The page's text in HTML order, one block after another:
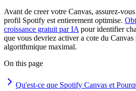
Avant de creer votre Canvas, assurez-
profil Spotify est entierement optimise.
croissance gratuit par IA pour identifier
que vous devriez activer a cote du
algorithmique maximal.
On this page
Qu'est-ce que Spotify Canvas et